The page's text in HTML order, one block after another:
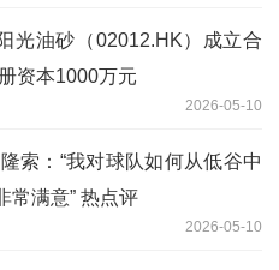
光油砂（02012.HK）成立合
资本1000万元
2026-05-10
索：“我对球队如何从低谷中
常满意” 热点评
2026-05-10